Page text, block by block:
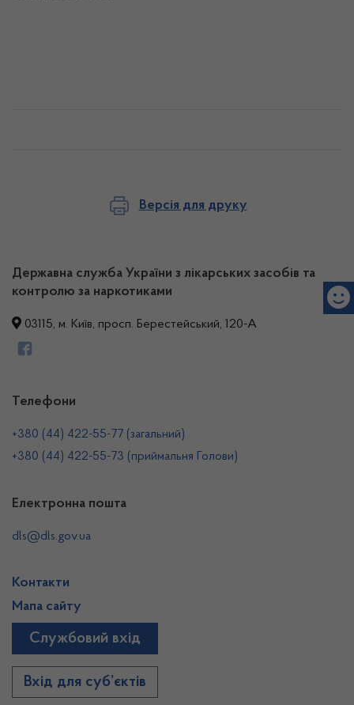
Версія для друку
Державна служба України з лікарських засобів та
контролю за наркотиками
03115, м. Київ, просп. Берестейський, 120-А
Телефони
+380 (44) 422-55-77 (загальний)
+380 (44) 422-55-73 (приймальня Голови)
Електронна пошта
dls@dls.gov.ua
Контакти
Мапа сайту
Службовий вхід
Вхід для суб’єктів